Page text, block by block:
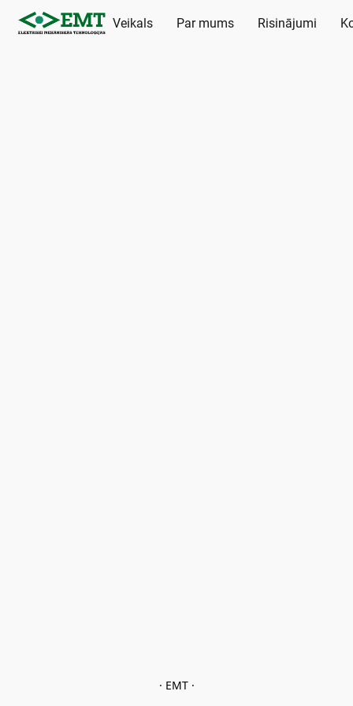
Veikals Par mums Risinājumi
· EMT ·